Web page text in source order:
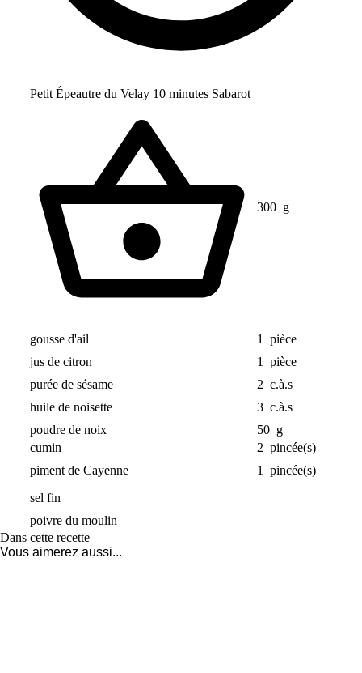
Petit Épeautre du Velay 10 minutes Sabarot
300 g
gousse d'ail 1
pièce
jus de citron
1
pièce
purée de sésame
2 c.à.s
huile de noisette
3 c.à.s
poudre de noix
50 g
cumin
2 pincée(s)
piment de Cayenne
1
pincée(s)
sel fin
poivre du moulin
Dans cette recette
Vous aimerez aussi...